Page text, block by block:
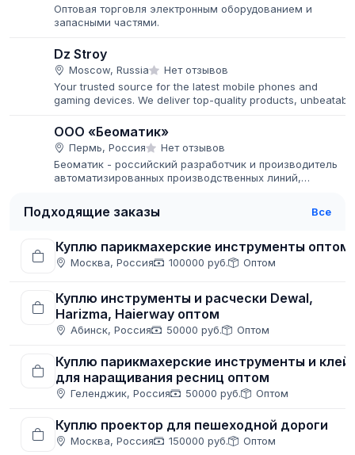
Оптовая торговля электронным оборудованием и
запасными частями.
Dz Stroy
Moscow, Russia
Нет отзывов
Your trusted source for the latest mobile phones and
gaming devices. We deliver top-quality products,
ООО «Беоматик»
Пермь, Россия
Нет отзывов
Беоматик - российский разработчик и производитель
автоматизированных производственных линий,
Подходящие заказы Все
Куплю парикмахерские инструменты оптом
Москва, Россия 100000 руб. Оптом
Куплю инструменты и расчески Dewal,
Harizma, Haierway оптом
Абинск, Россия 50000 руб. Оптом
Куплю парикмахерские инструменты и клей
для наращивания ресниц оптом
Геленджик, Россия 50000 руб. Оптом
Куплю проектор для пешеходной дороги
Москва, Россия 150000 руб. Оптом